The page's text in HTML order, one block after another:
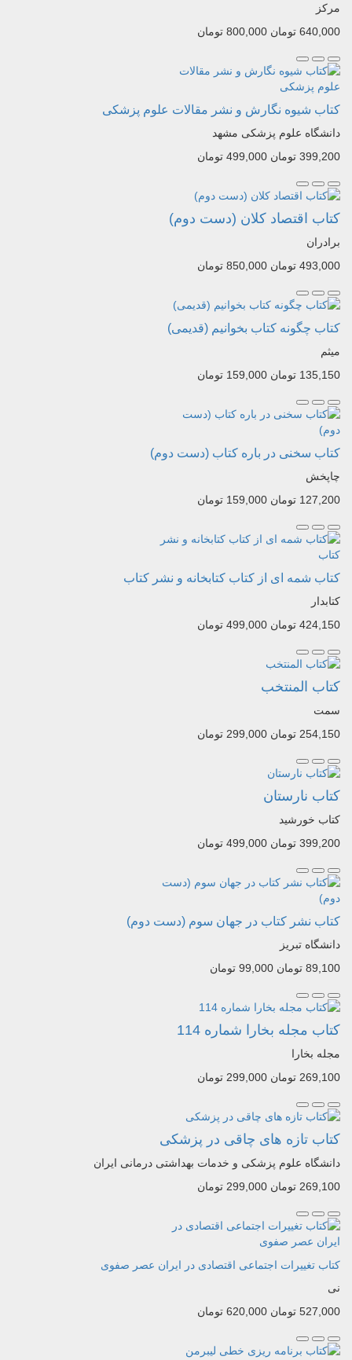
مرکز
640,000 تومان
800,000 تومان
کتاب شیوه نگارش و نشر مقالات علوم پزشکی
دانشگاه علوم پزشکی مشهد
399,200 تومان
499,000 تومان
کتاب اقتصاد کلان (دست دوم)
برادران
493,000 تومان
850,000 تومان
کتاب چگونه کتاب بخوانیم (قدیمی)
میثم
135,150 تومان
159,000 تومان
کتاب سخنی در باره کتاب (دست دوم)
چاپخش
127,200 تومان
159,000 تومان
کتاب شمه ای از کتاب کتابخانه و نشر کتاب
کتابدار
424,150 تومان
499,000 تومان
کتاب المنتخب
سمت
254,150 تومان
299,000 تومان
کتاب نارستان
کتاب خورشید
399,200 تومان
499,000 تومان
کتاب نشر کتاب در جهان سوم (دست دوم)
دانشگاه تبریز
89,100 تومان
99,000 تومان
کتاب مجله بخارا شماره 114
مجله بخارا
269,100 تومان
299,000 تومان
کتاب تازه های چاقی در پزشکی
دانشگاه علوم پزشکی و خدمات بهداشتی درمانی ایران
269,100 تومان
299,000 تومان
کتاب تغییرات اجتماعی اقتصادی در ایران عصر صفوی
نی
527,000 تومان
620,000 تومان